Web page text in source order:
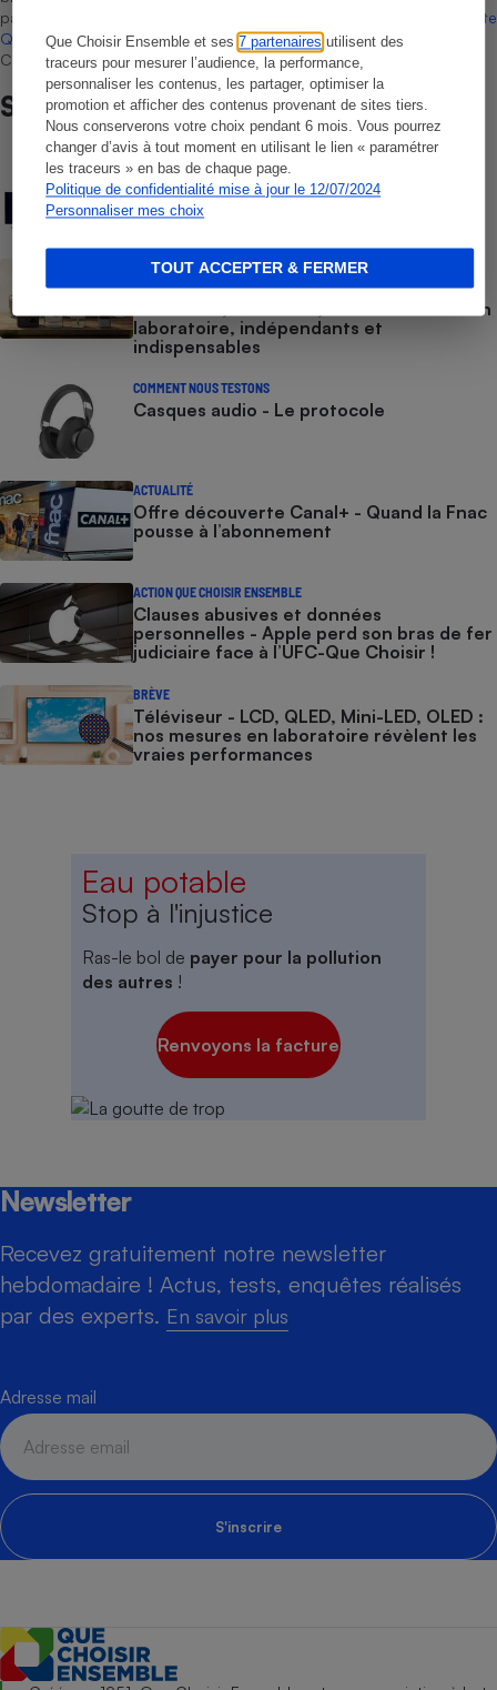
Que Choisir Ensemble et ses7 partenaires utilisent des
traceurs pour mesurer l’audience, la performance,
personnaliser les contenus, les partager, optimiser la
promotion et afficher des contenus provenant de sites tiers.
Nous conserverons votre choix pendant 6 mois. Vous pourrez
changer d’avis à tout moment en utilisant le lien « paramétrer
les traceurs » en bas de chaque page.
Politique de confidentialité mise à jour le 12/07/2024
Personnaliser mes choix
TOUT ACCEPTER & FERMER
par Bureau Veritas Certification conformément aux règles de
La Note
Que Choisir, il n’existe aucune relation contractuelle entre Que
Choisir Ensemble et les professionnels référencés.
Sur le même sujet
COMMENT NOUS TESTONS
Téléviseurs - Le protocole
BRÈVE
Vidéoprojecteurs - Qualité d’image,
luminosité, contraste, bruit : Nos tests en
laboratoire, indépendants et
indispensables
COMMENT NOUS TESTONS
Casques audio - Le protocole
ACTUALITÉ
Offre découverte Canal+ - Quand la Fnac
pousse à l’abonnement
ACTION QUE CHOISIR ENSEMBLE
Clauses abusives et données
personnelles - Apple perd son bras de fer
judiciaire face à l’UFC-Que Choisir !
BRÈVE
Téléviseur - LCD, QLED, Mini-LED, OLED :
nos mesures en laboratoire révèlent les
vraies performances
Eau potable
Stop à l'injustice
Ras-le bol de payer pour la pollution
des autres !
Renvoyons la facture
Newsletter
Recevez gratuitement notre newsletter
hebdomadaire ! Actus, tests, enquêtes réalisés
par des experts. En savoir plus
Adresse mail
S'inscrire